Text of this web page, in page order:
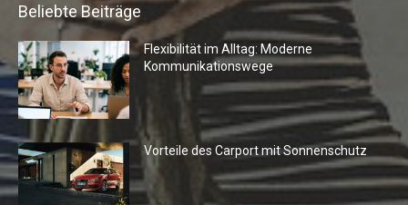
Beliebte Beiträge
Flexibilität im Alltag: Moderne
Kommunikationswege
Vorteile des Carport mit Sonnenschutz